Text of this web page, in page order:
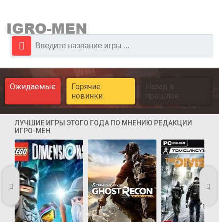
Ожидаемые
Горячие
новинки
Назад в
прошлое
ЛУЧШИЕ ИГРЫ ЭТОГО ГОДА ПО МНЕНИЮ РЕДАКЦИИ
ИГРО-МЕН